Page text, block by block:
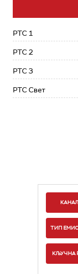
РТС 1
РТС 2
РТС 3
РТС Свет
ТИП
КЉУЧНА